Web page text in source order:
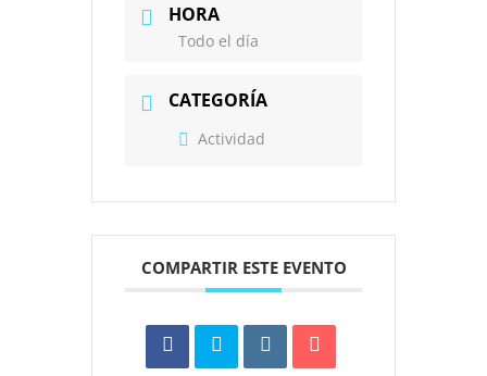
HORA
Todo el día
CATEGORÍA
Actividad
COMPARTIR ESTE EVENTO